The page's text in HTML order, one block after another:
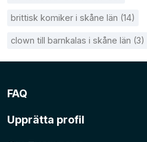
brittisk komiker i skåne län (14)
clown till barnkalas i skåne län (3)
FAQ
Upprätta profil